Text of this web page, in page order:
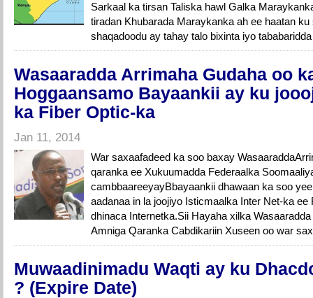
Sarkaal ka tirsan Taliska hawl Galka
tiradan Khubarada Maraykanka ah ee haatan
shaqadoodu ay tahay talo bixinta iyo
Wasaaradda Arrimaha Gudaha oo
Hoggaansamo Bayaankii ay ku
ka Fiber Optic-ka
Jan 11, 2014
War saxaafadeed ka soo baxay
qaranka ee Xukuumadda Federaalka
cambbaareeyayBbayaankii dhawaan ka soo
aadanaa in la joojiyo Isticmaalka Inter Net-ka
dhinaca Internetka.Sii Hayaha xilka
Amniga Qaranka Cabdikariin Xuseen oo war
Muwaadinimadu Waqti ay ku
? (Expire Date)